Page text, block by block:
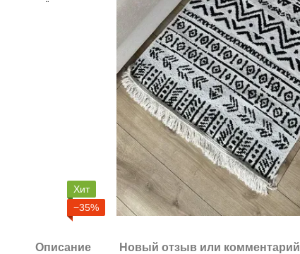
Хит
−35%
Описание Новый отзыв или комментарий